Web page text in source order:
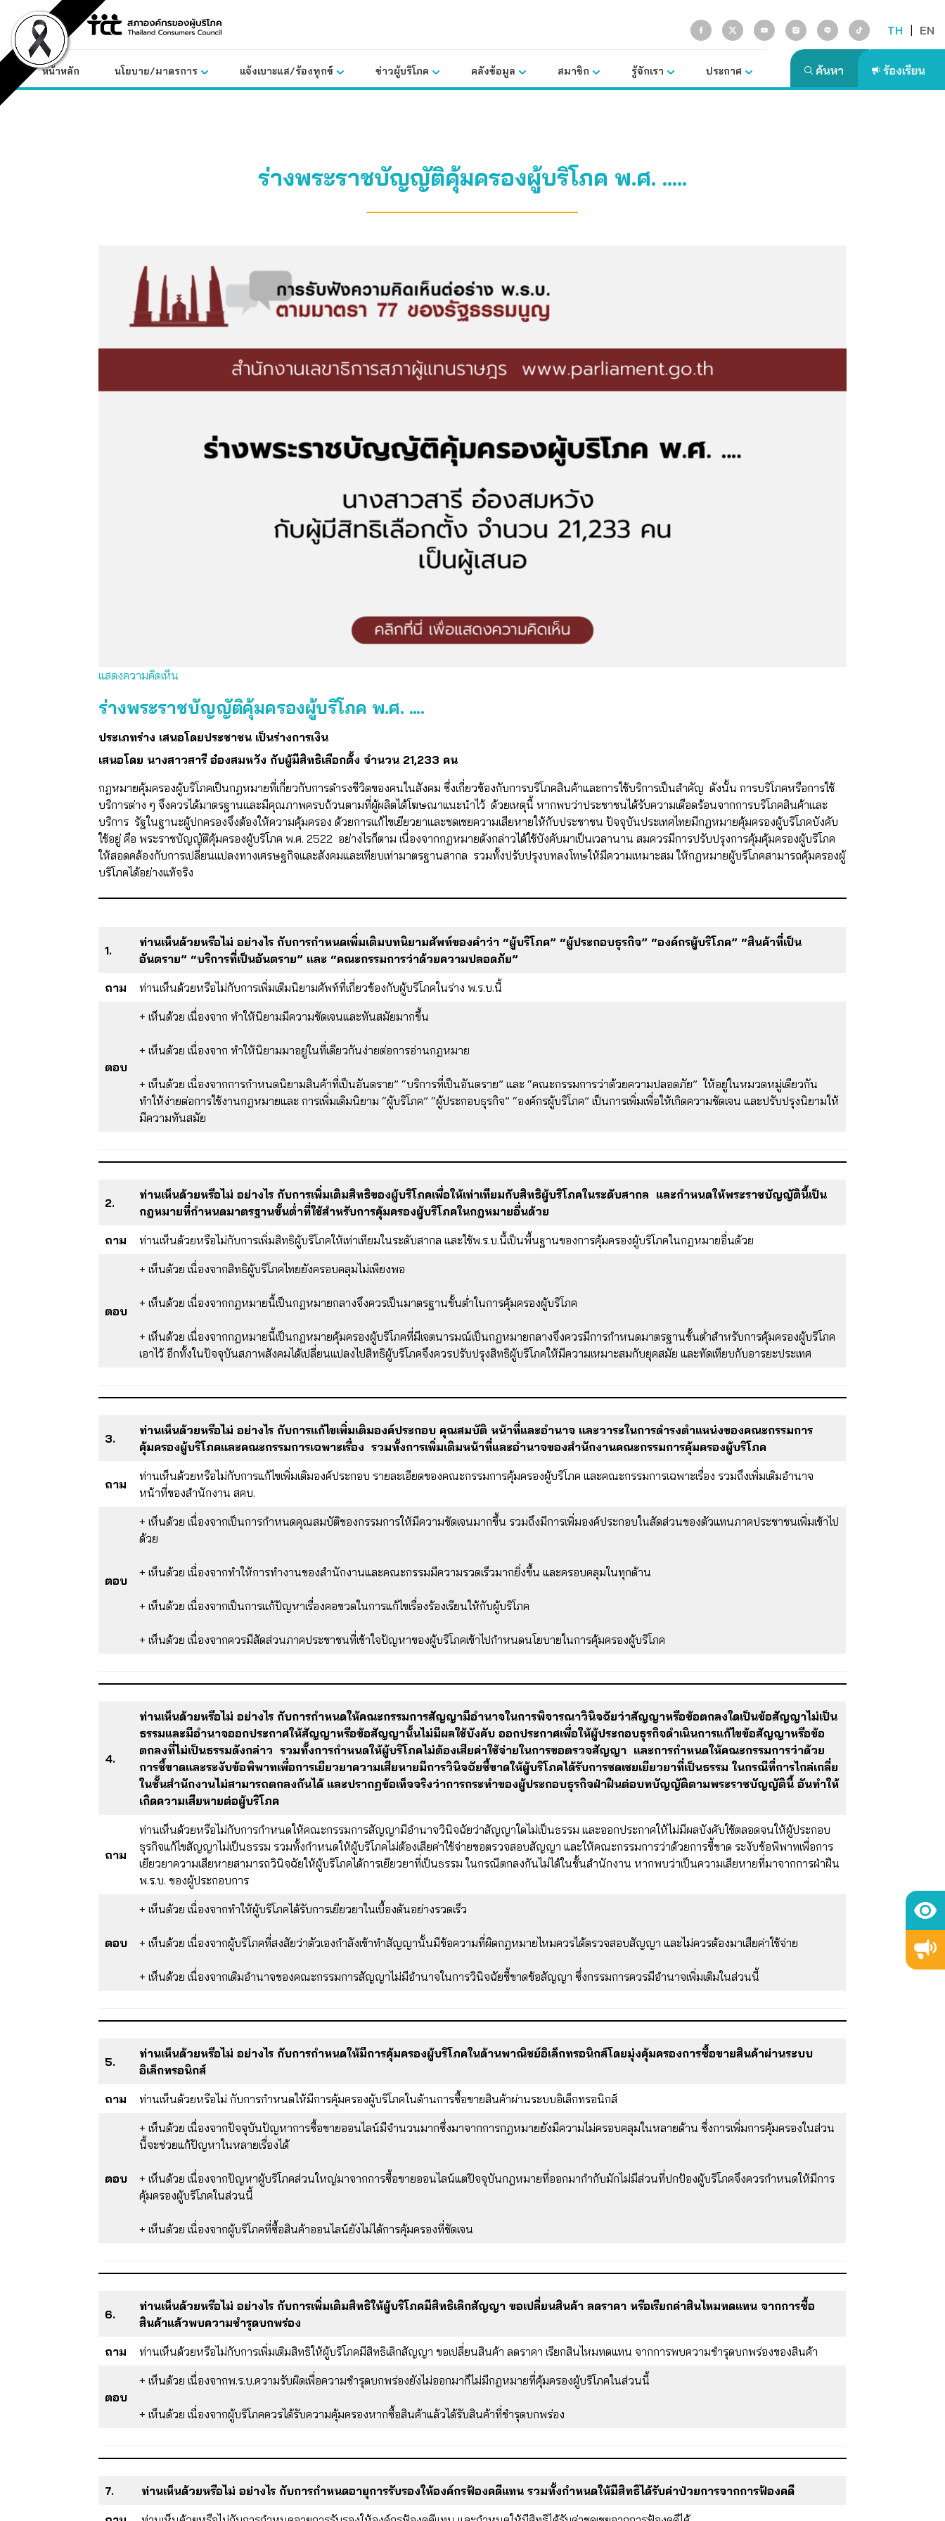
content
TH | EN
หน้าหลัก นโยบาย/มาตรการ แจ้งเบาะแส/ร้องทุกข์ ข่าวผู้บริโภค คลังข้อมูล สมาชิก รู้จักเรา ประกาศ
ร่างพระราชบัญญัติคุ้มครองผู้บริโภค พ.ศ. …..
แสดงความคิดเห็น
ร่างพระราชบัญญัติคุ้มครองผู้บริโภค พ.ศ. ….
ประเภทร่าง เสนอโดยประชาชน เป็นร่างการเงิน
เสนอโดย นางสาวสารี อ๋องสมหวัง กับผู้มีสิทธิเลือกตั้ง จำนวน 21,233 คน
กฎหมายคุ้มครองผู้บริโภคเป็นกฎหมายที่เกี่ยวกับการดำรงชีวิตของคนในสังคม ซึ่งเกี่ยวข้องกับการบริโภคสินค้าและการใช้บริการเป็นสำคัญ ดังนั้น การบริโภคหรือการใช้
บริการต่าง ๆ จึงควรได้มาตรฐานและมีคุณภาพครบถ้วนตามที่ผู้ผลิตได้โฆษณาแนะนำไว้ ด้วยเหตุนี้ หากพบว่าประชาชนได้รับความเดือดร้อนจากการบริโภคสินค้าและ
บริการ รัฐในฐานะผู้ปกครองจึงต้องให้ความคุ้มครอง ด้วยการแก้ไขเยียวยาและชดเชยความเสียหายให้กับประชาชน ปัจจุบันประเทศไทยมีกฎหมายคุ้มครองผู้บริโภคบังคับ
ใช้อยู่ คือ พระราชบัญญัติคุ้มครองผู้บริโภค พ.ศ. 2522 อย่างไรก็ตาม เนื่องจากกฎหมายดังกล่าวได้ใช้บังคับมาเป็นเวลานาน สมควรมีการปรับปรุงการคุ้มคุ้มครองผู้บริโภค
ให้สอดคล้องกับการเปลี่ยนแปลงทางเศรษฐกิจและสังคมและเทียบเท่ามาตรฐานสากล รวมทั้งปรับปรุงบทลงโทษให้มีความเหมาะสม ให้กฎหมายผู้บริโภคสามารถคุ้มครองผู้
บริโภคได้อย่างแท้จริง
1.
ท่านเห็นด้วยหรือไม่ อย่างไร กับการกำหนดเพิ่มเติมบทนิยามศัพท์ของคำว่า “ผู้บริโภค” “ผู้ประกอบธุรกิจ” “องค์กรผู้บริโภค” “สินค้าที่เป็น
อันตราย” “บริการที่เป็นอันตราย” และ “คณะกรรมการว่าด้วยความปลอดภัย”
ถาม ท่านเห็นด้วยหรือไม่กับการเพิ่มเติมนิยามศัพท์ที่เกี่ยวข้องกับผู้บริโภคในร่าง พ.ร.บ.นี้
ตอบ
+ เห็นด้วย เนื่องจาก ทำให้นิยามมีความชัดเจนและทันสมัยมากขึ้น
+ เห็นด้วย เนื่องจาก ทำให้นิยามมาอยู่ในที่เดียวกันง่ายต่อการอ่านกฎหมาย
+ เห็นด้วย เนื่องจากการกำหนดนิยามสินค้าที่เป็นอันตราย” “บริการที่เป็นอันตราย” และ “คณะกรรมการว่าด้วยความปลอดภัย” ให้อยู่ในหมวดหมู่เดียวกัน
ทำให้ง่ายต่อการใช้งานกฎหมายและ การเพิ่มเติมนิยาม “ผู้บริโภค” “ผู้ประกอบธุรกิจ” “องค์กรผู้บริโภค” เป็นการเพิ่มเพื่อให้เกิดความชัดเจน และปรับปรุงนิยามให้
มีความทันสมัย
2.
ท่านเห็นด้วยหรือไม่ อย่างไร กับการเพิ่มเติมสิทธิของผู้บริโภคเพื่อให้เท่าเทียมกับสิทธิผู้บริโภคในระดับสากล และกำหนดให้พระราชบัญญัตินี้เป็น
กฎหมายที่กำหนดมาตรฐานขั้นต่ำที่ใช้สำหรับการคุ้มครองผู้บริโภคในกฎหมายอื่นด้วย
ถาม ท่านเห็นด้วยหรือไม่กับการเพิ่มสิทธิผู้บริโภคให้เท่าเทียมในระดับสากล และใช้พ.ร.บ.นี้เป็นพื้นฐานของการคุ้มครองผู้บริโภคในกฎหมายอื่นด้วย
ตอบ
+ เห็นด้วย เนื่องจากสิทธิผู้บริโภคไทยยังครอบคลุมไม่เพียงพอ
+ เห็นด้วย เนื่องจากกฎหมายนี้เป็นกฎหมายกลางจึงควรเป็นมาตรฐานขั้นต่ำในการคุ้มครองผู้บริโภค
+ เห็นด้วย เนื่องจากกฎหมายนี้เป็นกฎหมายคุ้มครองผู้บริโภคที่มีเจตนารมณ์เป็นกฎหมายกลางจึงควรมีการกำหนดมาตรฐานขั้นต่ำสำหรับการคุ้มครองผู้บริโภค
เอาไว้ อีกทั้งในปัจจุบันสภาพสังคมได้เปลี่ยนแปลงไปสิทธิผู้บริโภคจึงควรปรับปรุงสิทธิผู้บริโภคให้มีความเหมาะสมกับยุคสมัย และทัดเทียบกับอารยะประเทศ
3.
ท่านเห็นด้วยหรือไม่ อย่างไร กับการแก้ไขเพิ่มเติมองค์ประกอบ คุณสมบัติ หน้าที่และอำนาจ และวาระในการดำรงตำแหน่งของคณะกรรมการ
คุ้มครองผู้บริโภคและคณะกรรมการเฉพาะเรื่อง รวมทั้งการเพิ่มเติมหน้าที่และอำนาจของสำนักงานคณะกรรมการคุ้มครองผู้บริโภค
ถาม
ท่านเห็นด้วยหรือไม่กับการแก้ไขเพิ่มเติมองค์ประกอบ รายละเอียดของคณะกรรมการคุ้มครองผู้บริโภค และคณะกรรมการเฉพาะเรื่อง รวมถึงเพิ่มเติมอำนาจ
หน้าที่ของสำนักงาน สคบ.
ตอบ
+ เห็นด้วย เนื่องจากเป็นการกำหนดคุณสมบัติของกรรมการให้มีความชัดเจนมากขึ้น รวมถึงมีการเพิ่มองค์ประกอบในสัดส่วนของตัวแทนภาคประชาชนเพิ่มเข้าไป
ด้วย
+ เห็นด้วย เนื่องจากทำให้การทำงานของสำนักงานและคณะกรรมมีความรวดเร็วมากยิ่งขึ้น และครอบคลุมในทุกด้าน
+ เห็นด้วย เนื่องจากเป็นการแก้ปัญหาเรื่องคอขวดในการแก้ไขเรื่องร้องเรียนให้กับผู้บริโภค
+ เห็นด้วย เนื่องจากควรมีสัดส่วนภาคประชาชนที่เข้าใจปัญหาของผู้บริโภคเข้าไปกำหนดนโยบายในการคุ้มครองผู้บริโภค
4.
ท่านเห็นด้วยหรือไม่ อย่างไร กับการกำหนดให้คณะกรรมการสัญญามีอำนาจในการพิจารณาวินิจฉัยว่าสัญญาหรือข้อตกลงใดเป็นข้อสัญญาไม่เป็น
ธรรมและมีอำนาจออกประกาศให้สัญญาหรือข้อสัญญานั้นไม่มีผลใช้บังคับ ออกประกาศเพื่อให้ผู้ประกอบธุรกิจดำเนินการแก้ไขข้อสัญญาหรือข้อ
ตกลงที่ไม่เป็นธรรมดังกล่าว รวมทั้งการกำหนดให้ผู้บริโภคไม่ต้องเสียค่าใช้จ่ายในการขอตรวจสัญญา และการกำหนดให้คณะกรรมการว่าด้วย
การชี้ขาดและระงับข้อพิพาทเพื่อการเยียวยาความเสียหายมีการวินิจฉัยชี้ขาดให้ผู้บริโภคได้รับการชดเชยเยียวยาที่เป็นธรรม ในกรณีที่การไกล่เกลี่ย
ในชั้นสำนักงานไม่สามารถตกลงกันได้ และปรากฏข้อเท็จจริงว่าการกระทำของผู้ประกอบธุรกิจฝ่าฝืนต่อบทบัญญัติตามพระราชบัญญัตินี้ อันทำให้
เกิดความเสียหายต่อผู้บริโภค
ถาม
ท่านเห็นด้วยหรือไม่กับการกำหนดให้คณะกรรมการสัญญามีอำนาจวินิจฉัยว่าสัญญาใดไม่เป็นธรรม และออกประกาศให้ไม่มีผลบังคับใช้ตลอดจนให้ผู้ประกอบ
ธุรกิจแก้ไขสัญญาไม่เป็นธรรม รวมทั้งกำหนดให้ผู้บริโภคไม่ต้องเสียค่าใช้จ่ายขอตรวจสอบสัญญา และให้คณะกรรมการว่าด้วยการชี้ขาด ระงับข้อพิพาทเพื่อการ
เยียวยาความเสียหายสามารถวินิจฉัยให้ผู้บริโภคได้การเยียวยาที่เป็นธรรม ในกรณีตกลงกันไม่ได้ในชั้นสำนักงาน หากพบว่าเป็นความเสียหายที่มาจากการฝ่าฝืน
พ.ร.บ. ของผู้ประกอบการ
ตอบ
+ เห็นด้วย เนื่องจากทำให้ผู้บริโภคได้รับการเยียวยาในเบื้องต้นอย่างรวดเร็ว
+ เห็นด้วย เนื่องจากผู้บริโภคที่สงสัยว่าตัวเองกำลังเข้าทำสัญญานั้นมีข้อความที่ผิดกฎหมายไหมควรได้ตรวจสอบสัญญา และไม่ควรต้องมาเสียค่าใช้จ่าย
+ เห็นด้วย เนื่องจากเดิมอำนาจของคณะกรรมการสัญญาไม่มีอำนาจในการวินิจฉัยชี้ขาดข้อสัญญา ซึ่งกรรมการควรมีอำนาจเพิ่มเติมในส่วนนี้
5.
ท่านเห็นด้วยหรือไม่ อย่างไร กับการกำหนดให้มีการคุ้มครองผู้บริโภคในด้านพาณิชย์อิเล็กทรอนิกส์โดยมุ่งคุ้มครองการซื้อขายสินค้าผ่านระบบ
อิเล็กทรอนิกส์
ถาม ท่านเห็นด้วยหรือไม่ กับการกำหนดให้มีการคุ้มครองผู้บริโภคในด้านการซื้อขายสินค้าผ่านระบบอิเล็กทรอนิกส์
ตอบ
+ เห็นด้วย เนื่องจากปัจจุบันปัญหาการซื้อขายออนไลน์มีจำนวนมากซึ่งมาจากการกฎหมายยังมีความไม่ครอบคลุมในหลายด้าน ซึ่งการเพิ่มการคุ้มครองในส่วน
นี้จะช่วยแก้ปัญหาในหลายเรื่องได้
+ เห็นด้วย เนื่องจากปัญหาผู้บริโภคส่วนใหญ่มาจากการซื้อขายออนไลน์แต่ปัจจุบันกฎหมายที่ออกมากำกับมักไม่มีส่วนที่ปกป้องผู้บริโภคจึงควรกำหนดให้มีการ
คุ้มครองผู้บริโภคในส่วนนี้
+ เห็นด้วย เนื่องจากผู้บริโภคที่ซื้อสินค้าออนไลน์ยังไม่ได้การคุ้มครองที่ชัดเจน
6.
ท่านเห็นด้วยหรือไม่ อย่างไร กับการเพิ่มเติมสิทธิให้ผู้บริโภคมีสิทธิเลิกสัญญา ขอเปลี่ยนสินค้า ลดราคา หรือเรียกค่าสินไหมทดแทน จากการซื้อ
สินค้าแล้วพบความชำรุดบกพร่อง
ถาม ท่านเห็นด้วยหรือไม่กับการเพิ่มเติมสิทธิให้ผู้บริโภคมีสิทธิเลิกสัญญา ขอเปลี่ยนสินค้า ลดราคา เรียกสินไหมทดแทน จากการพบความชำรุดบกพร่องของสินค้า
ตอบ
+ เห็นด้วย เนื่องจากพ.ร.บ.ความรับผิดเพื่อความชำรุดบกพร่องยังไม่ออกมาก็ไม่มีกฎหมายที่คุ้มครองผู้บริโภคในส่วนนี้
+ เห็นด้วย เนื่องจากผู้บริโภคควรได้รับความคุ้มครองหากซื้อสินค้าแล้วได้รับสินค้าที่ชำรุดบกพร่อง
7. ท่านเห็นด้วยหรือไม่ อย่างไร กับการกำหนดอายุการรับรองให้องค์กรฟ้องคดีแทน รวมทั้งกำหนดให้มีสิทธิได้รับค่าป่วยการจากการฟ้องคดี